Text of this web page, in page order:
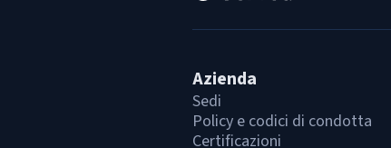
Azienda
Sedi
Policy e codici di condotta
Certificazioni